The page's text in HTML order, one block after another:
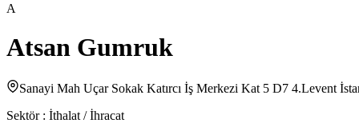
A
Atsan Gumruk
Sanayi Mah Uçar Sokak Katırcı İş Merkezi Kat 5 D7 4.Levent
Sektör : İthalat / İhracat